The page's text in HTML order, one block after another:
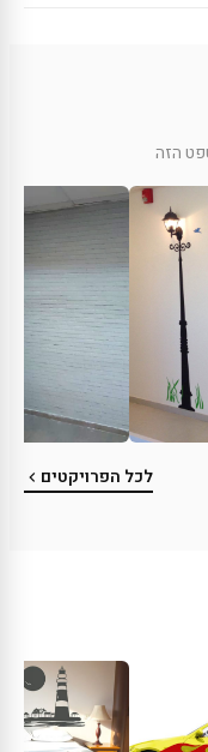
הזה
לכל הפרויקטים